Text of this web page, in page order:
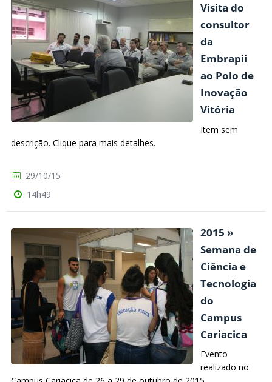
Visita do
consultor
da
Embrapii
ao Polo de
Inovação
Vitória
Item sem
descrição. Clique para mais detalhes.
29/10/15
14h49
2015 »
Semana de
Ciência e
Tecnologia
do
Campus
Cariacica
Evento
realizado no